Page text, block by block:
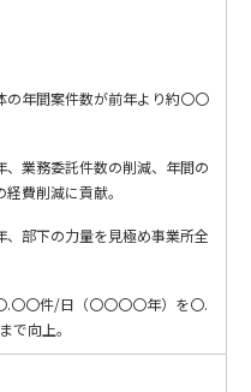
の年間案件数が前年より約〇〇
、業務委託件数の削減、年間の
費削減に貢献。
、部下の力量を見極め事業所全
〇〇件/日（〇〇〇〇年）を〇.
で向上。